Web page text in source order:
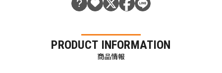
PRODUCT INFORMATION
商品情報